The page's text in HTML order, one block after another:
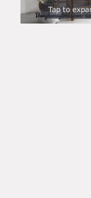
Tap to